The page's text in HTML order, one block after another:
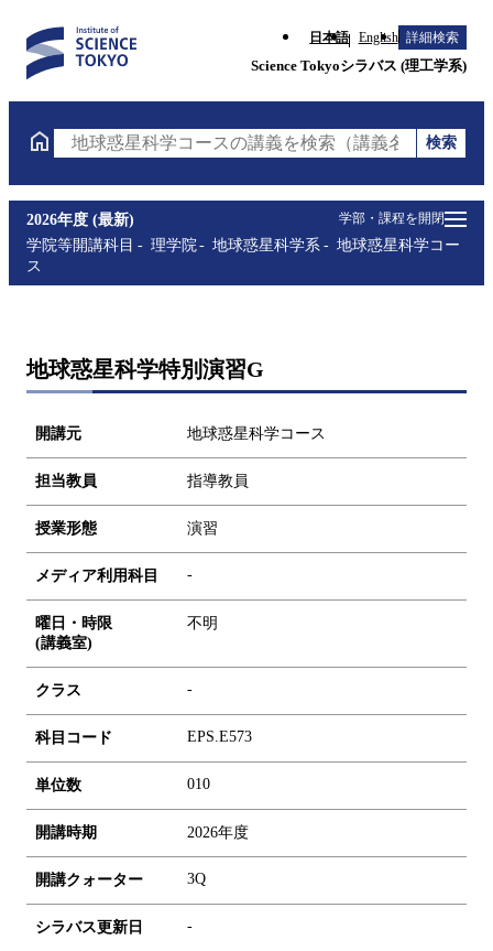
日本語 English 詳細検索
Science Tokyoシラバス (理工学系)
地球惑星科学コースの講義を検索（講義名・科目コ
検索
学部・課程を開閉
2026年度 (最新)
学院等開講科目
理学院 地球惑星科学系
地球惑星科学コー
ス
地球惑星科学特別演習G
開講元 地球惑星科学コース
担当教員 指導教員
授業形態 演習
メディア利用科目 -
曜日・時限
(講義室)
不明
クラス -
科目コード EPS.E573
単位数 010
開講時期 2026年度
開講クォーター 3Q
シラバス更新日 -